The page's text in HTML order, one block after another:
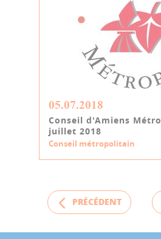
05.07.2018
Conseil d'Amiens
juillet 2018
Conseil métropolitain
PRÉCÉDENT